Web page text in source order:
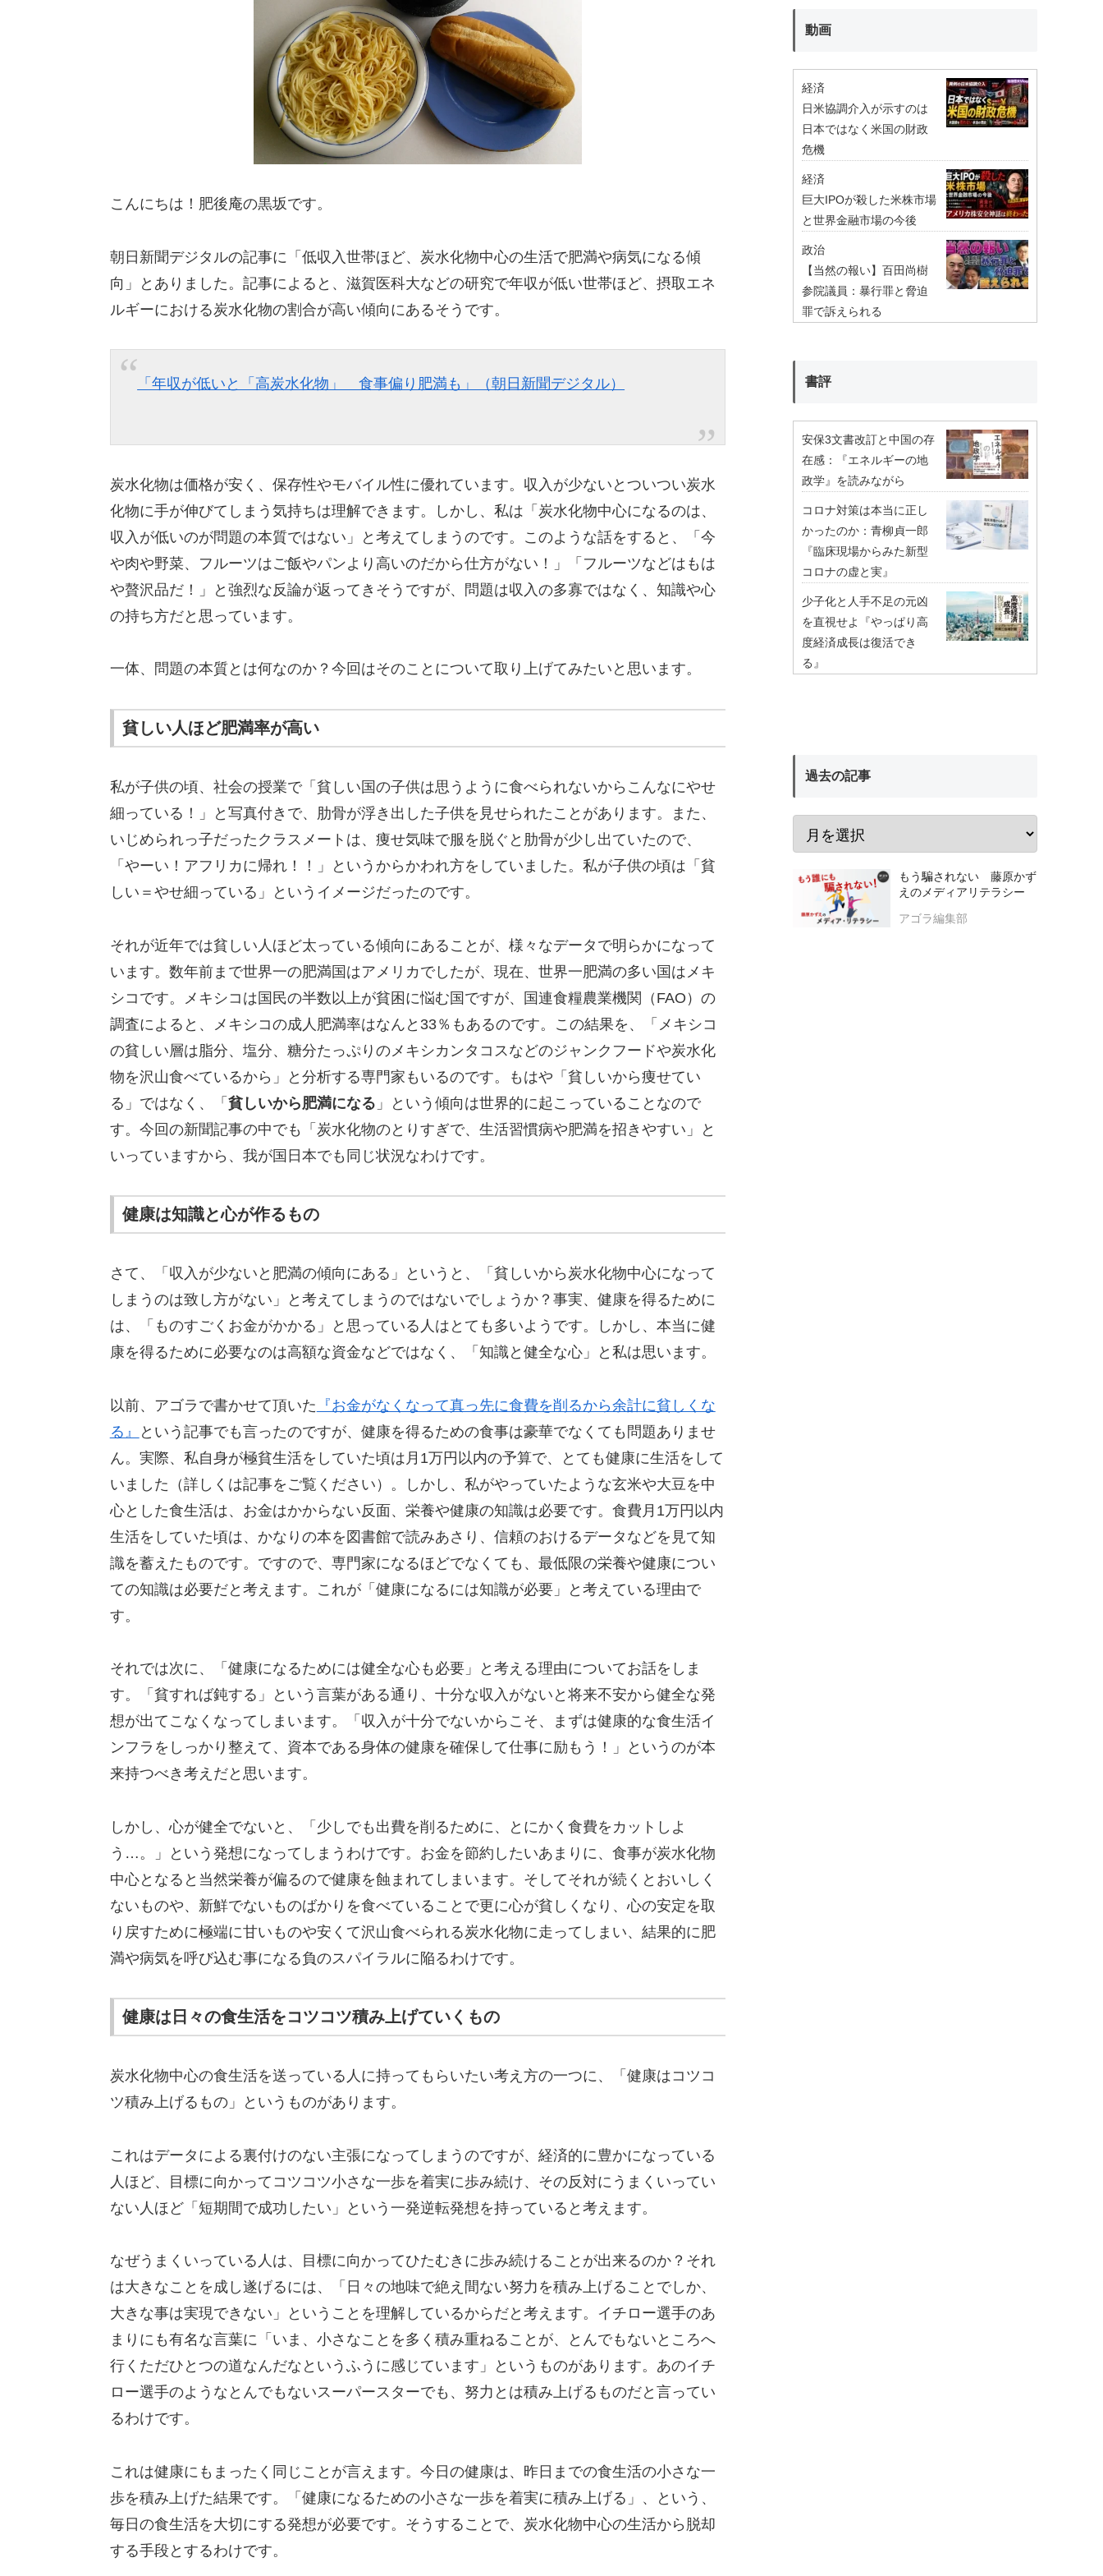
こんにちは！肥後庵の黒坂です。
朝日新聞デジタルの記事に「低収入世帯ほど、炭水化物中心の生活で肥満や病気になる傾
向」とありました。記事によると、滋賀医科大などの研究で年収が低い世帯ほど、摂取エネ
ルギーにおける炭水化物の割合が高い傾向にあるそうです。
「年収が低いと「高炭水化物」 食事偏り肥満も」（朝日新聞デジタル）
炭水化物は価格が安く、保存性やモバイル性に優れています。収入が少ないとついつい炭水
化物に手が伸びてしまう気持ちは理解できます。しかし、私は「炭水化物中心になるのは、
収入が低いのが問題の本質ではない」と考えてしまうのです。このような話をすると、「今
や肉や野菜、フルーツはご飯やパンより高いのだから仕方がない！」「フルーツなどはもは
や贅沢品だ！」と強烈な反論が返ってきそうですが、問題は収入の多寡ではなく、知識や心
の持ち方だと思っています。
一体、問題の本質とは何なのか？今回はそのことについて取り上げてみたいと思います。
貧しい人ほど肥満率が高い
私が子供の頃、社会の授業で「貧しい国の子供は思うように食べられないからこんなにやせ
細っている！」と写真付きで、肋骨が浮き出した子供を見せられたことがあります。また、
いじめられっ子だったクラスメートは、痩せ気味で服を脱ぐと肋骨が少し出ていたので、
「やーい！アフリカに帰れ！！」というからかわれ方をしていました。私が子供の頃は「貧
しい＝やせ細っている」というイメージだったのです。
それが近年では貧しい人ほど太っている傾向にあることが、様々なデータで明らかになって
います。数年前まで世界一の肥満国はアメリカでしたが、現在、世界一肥満の多い国はメキ
シコです。メキシコは国民の半数以上が貧困に悩む国ですが、国連食糧農業機関（FAO）の
調査によると、メキシコの成人肥満率はなんと33％もあるのです。この結果を、「メキシコ
の貧しい層は脂分、塩分、糖分たっぷりのメキシカンタコスなどのジャンクフードや炭水化
物を沢山食べているから」と分析する専門家もいるのです。もはや「貧しいから痩せてい
る」ではなく、「 貧しいから肥満になる 」という傾向は世界的に起こっていることなので
す。今回の新聞記事の中でも「炭水化物のとりすぎで、生活習慣病や肥満を招きやすい」と
いっていますから、我が国日本でも同じ状況なわけです。
健康は知識と心が作るもの
さて、「収入が少ないと肥満の傾向にある」というと、「貧しいから炭水化物中心になって
しまうのは致し方がない」と考えてしまうのではないでしょうか？事実、健康を得るために
は、「ものすごくお金がかかる」と思っている人はとても多いようです。しかし、本当に健
康を得るために必要なのは高額な資金などではなく、「知識と健全な心」と私は思います。
以前、アゴラで書かせて頂いた 『お金がなくなって真っ先に食費を削るから余計に貧しくな
る』
という記事でも言ったのですが、健康を得るための食事は豪華でなくても問題ありませ
ん。実際、私自身が極貧生活をしていた頃は月1万円以内の予算で、とても健康に生活をして
いました（詳しくは記事をご覧ください）。しかし、私がやっていたような玄米や大豆を中
心とした食生活は、お金はかからない反面、栄養や健康の知識は必要です。食費月1万円以内
生活をしていた頃は、かなりの本を図書館で読みあさり、信頼のおけるデータなどを見て知
識を蓄えたものです。ですので、専門家になるほどでなくても、最低限の栄養や健康につい
ての知識は必要だと考えます。これが「健康になるには知識が必要」と考えている理由で
す。
それでは次に、「健康になるためには健全な心も必要」と考える理由についてお話をしま
す。「貧すれば鈍する」という言葉がある通り、十分な収入がないと将来不安から健全な発
想が出てこなくなってしまいます。「収入が十分でないからこそ、まずは健康的な食生活イ
ンフラをしっかり整えて、資本である身体の健康を確保して仕事に励もう！」というのが本
来持つべき考えだと思います。
しかし、心が健全でないと、「少しでも出費を削るために、とにかく食費をカットしよ
う…。」という発想になってしまうわけです。お金を節約したいあまりに、食事が炭水化物
中心となると当然栄養が偏るので健康を蝕まれてしまいます。そしてそれが続くとおいしく
ないものや、新鮮でないものばかりを食べていることで更に心が貧しくなり、心の安定を取
り戻すために極端に甘いものや安くて沢山食べられる炭水化物に走ってしまい、結果的に肥
満や病気を呼び込む事になる負のスパイラルに陥るわけです。
健康は日々の食生活をコツコツ積み上げていくもの
炭水化物中心の食生活を送っている人に持ってもらいたい考え方の一つに、「健康はコツコ
ツ積み上げるもの」というものがあります。
これはデータによる裏付けのない主張になってしまうのですが、経済的に豊かになっている
人ほど、目標に向かってコツコツ小さな一歩を着実に歩み続け、その反対にうまくいってい
ない人ほど「短期間で成功したい」という一発逆転発想を持っていると考えます。
なぜうまくいっている人は、目標に向かってひたむきに歩み続けることが出来るのか？それ
は大きなことを成し遂げるには、「日々の地味で絶え間ない努力を積み上げることでしか、
大きな事は実現できない」ということを理解しているからだと考えます。イチロー選手のあ
まりにも有名な言葉に「いま、小さなことを多く積み重ねることが、とんでもないところへ
行くただひとつの道なんだなというふうに感じています」というものがあります。あのイチ
ロー選手のようなとんでもないスーパースターでも、努力とは積み上げるものだと言ってい
るわけです。
これは健康にもまったく同じことが言えます。今日の健康は、昨日までの食生活の小さな一
歩を積み上げた結果です。「健康になるための小さな一歩を着実に積み上げる」、という、
毎日の食生活を大切にする発想が必要です。そうすることで、炭水化物中心の生活から脱却
する手段とするわけです。
動画
経済
日米協調介入が示すのは
日本ではなく米国の財政
危機
経済
巨大IPOが殺した米株市場
と世界金融市場の今後
政治
【当然の報い】百田尚樹
参院議員：暴行罪と脅迫
罪で訴えられる
書評
安保3文書改訂と中国の存
在感：『エネルギーの地
政学』を読みながら
コロナ対策は本当に正し
かったのか：青柳貞一郎
『臨床現場からみた新型
コロナの虚と実』
少子化と人手不足の元凶
を直視せよ『やっぱり高
度経済成長は復活でき
る』
過去の記事
もう騙されない 藤原かず
えのメディアリテラシー
アゴラ編集部